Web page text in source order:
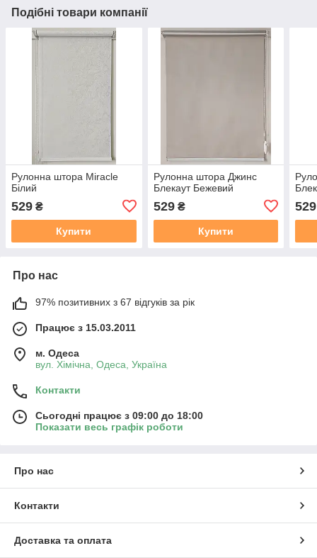
Подібні товари компанії
Рулонна штора Miracle
Білий
529 ₴
Купити
Рулонна штора Джинс
Блекаут Бежевий
529₴
Купити
529
Про нас
97% позитивних з 67 відгуків за рік
Працює з 15.03.2011
м. Одеса
вул. Хiмiчна, Одеса, Україна
Контакти
Сьогодні працює з 09:00 до 18:00
Показати весь графік роботи
Про нас
Контакти
Доставка та оплата